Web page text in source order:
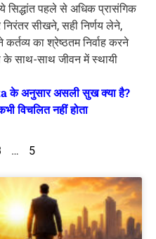
सिद्धांत पहले से अधिक प्रासंगिक
सीखने, सही निर्णय लेने,
का श्रेष्ठतम निर्वाह करने
साथ-साथ जीवन में स्थायी
के अनुसार असली सुख क्या है?
विचलित नहीं होता
… 5